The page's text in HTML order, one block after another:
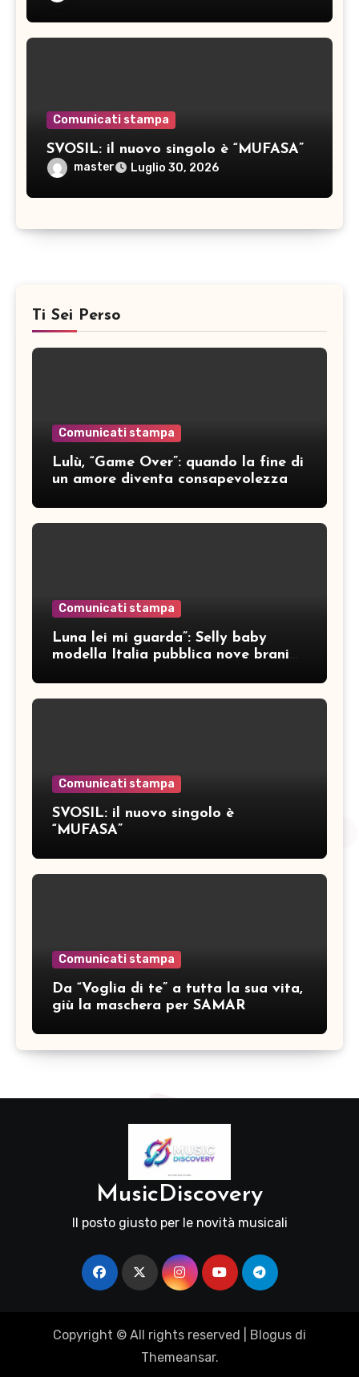
Comunicati stampa
SVOSIL: il nuovo singolo è “MUFASA”
master Luglio 30, 2026
Ti Sei Perso
Comunicati stampa
Lulù, “Game Over”: quando la fine di
un amore diventa consapevolezza
Comunicati stampa
Luna lei mi guarda”: Selly baby
modella Italia pubblica nove brani
Comunicati stampa
SVOSIL: il nuovo singolo è
“MUFASA”
Comunicati stampa
Da “Voglia di te” a tutta la sua vita,
giù la maschera per SAMAR
MusicDiscovery
Il posto giusto per le novità musicali
Copyright © All rights reserved Blogus di
Themeansar.